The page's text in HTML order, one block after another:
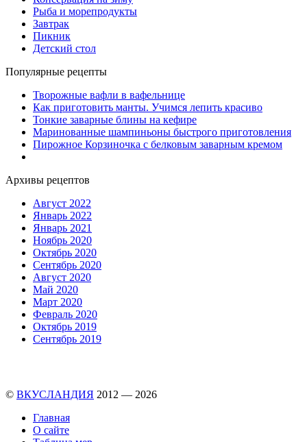
Рыба и морепродукты
Завтрак
Пикник
Детский стол
Популярные рецепты
Творожные вафли в вафельнице
Как приготовить манты. Учимся лепить красиво
Тонкие заварные блины на кефире
Маринованные шампиньоны быстрого приготовления
Пирожное Корзиночка с белковым заварным кремом
Архивы рецептов
Август 2022
Январь 2022
Январь 2021
Ноябрь 2020
Октябрь 2020
Сентябрь 2020
Август 2020
Май 2020
Март 2020
Февраль 2020
Октябрь 2019
Сентябрь 2019
© ВКУСЛАНДИЯ 2012 — 2026
Главная
О сайте